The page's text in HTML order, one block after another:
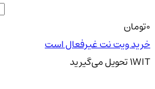
تومان
خرید ویت نت غیرفعال است
1WITتحویلمی‌گیرید